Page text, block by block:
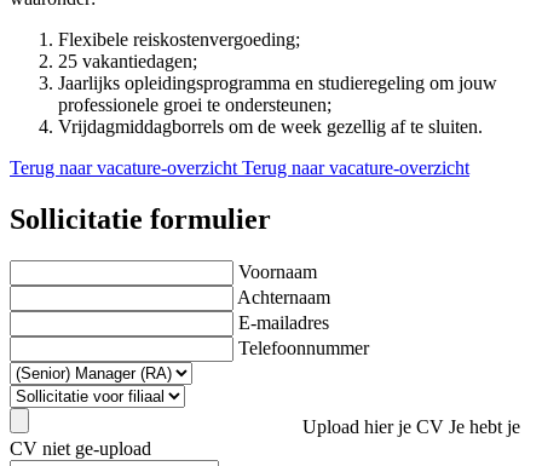
Flexibele reiskostenvergoeding;
25 vakantiedagen;
Jaarlijks opleidingsprogramma en studieregeling om jouw
professionele groei te ondersteunen;
Vrijdagmiddagborrels om de week gezellig af te sluiten.
Terug naar vacature-overzicht Terug naar vacature-overzicht
Sollicitatie formulier
Voornaam
Achternaam
E-mailadres
Telefoonnummer
Upload hier je CV Je hebt je
CV niet ge-upload